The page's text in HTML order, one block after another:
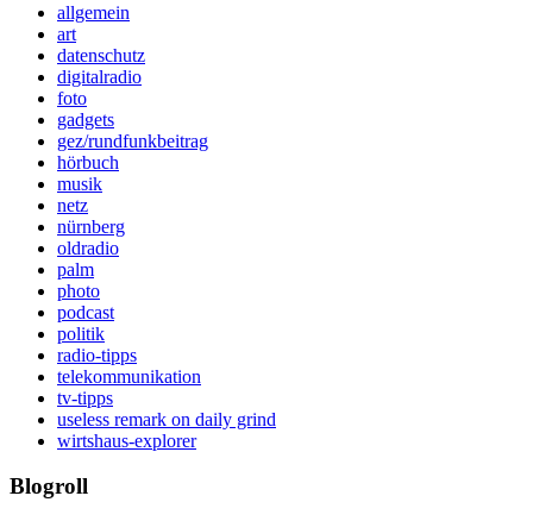
allgemein
art
datenschutz
digitalradio
foto
gadgets
gez/rundfunkbeitrag
hörbuch
musik
netz
nürnberg
oldradio
palm
photo
podcast
politik
radio-tipps
telekommunikation
tv-tipps
useless remark on daily grind
wirtshaus-explorer
Blogroll